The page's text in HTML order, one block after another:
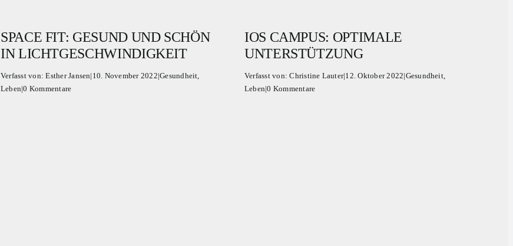
SPACE FIT: GESUND UND SCHÖN
IN LICHTGESCHWINDIGKEIT
Verfasst von:Esther Jansen| 10. November 2022|Gesundheit,
Leben|0 Kommentare
IOS CAMPUS: OPTIMALE
UNTERSTÜTZUNG
Verfasst von:Christine Lauter|12. Oktober 2022|Gesundheit,
Leben|0 Kommentare